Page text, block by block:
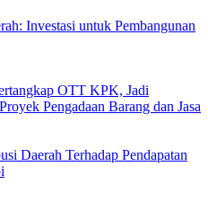
Investasi untuk Pembangunan
OTT KPK, Jadi
Pengadaan Barang dan Jasa
Daerah Terhadap Pendapatan